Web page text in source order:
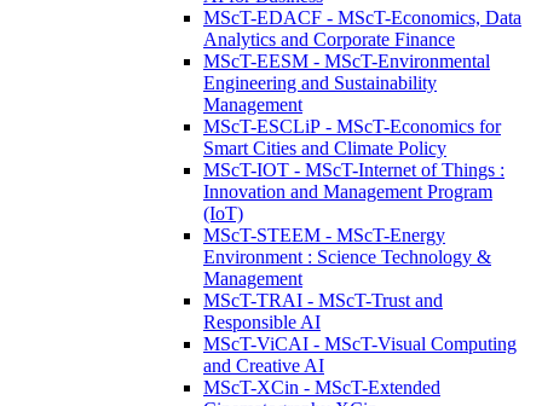
MScT-EDACF - MScT-Economics, Data
Analytics and Corporate Finance
MScT-EESM - MScT-Environmental
Engineering and Sustainability
Management
MScT-ESCLiP - MScT-Economics for
Smart Cities and Climate Policy
MScT-IOT - MScT-Internet of Things :
Innovation and Management Program
(IoT)
MScT-STEEM - MScT-Energy
Environment : Science Technology &
Management
MScT-TRAI - MScT-Trust and
Responsible AI
MScT-ViCAI - MScT-Visual Computing
and Creative AI
MScT-XCin - MScT-Extended